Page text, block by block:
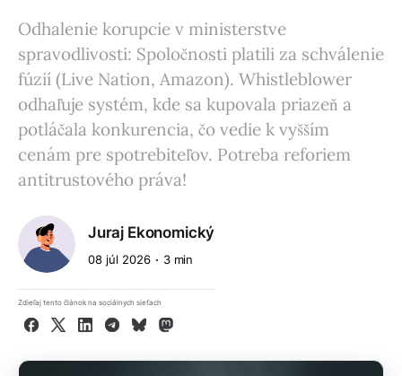
Odhalenie korupcie v ministerstve
spravodlivosti: Spoločnosti platili za schválenie
fúzií (Live Nation, Amazon). Whistleblower
odhaľuje systém, kde sa kupovala priazeň a
potláčala konkurencia, čo vedie k vyšším
cenám pre spotrebiteľov. Potreba reforiem
antitrustového práva!
Juraj Ekonomický
08 júl 2026 3 min
Zdieľaj tento článok na sociálnych sieťach
Facebook
X LinkedInTelegram
BlueskyMastodon